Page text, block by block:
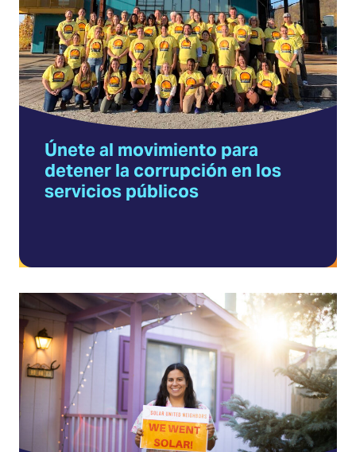
para
detener
la
corrupción
en
servicios
públicos
(Opens
new
Únete al movimiento para
detener la corrupción en los
servicios públicos
Ayuda
a
crecer
el
movimiento
solar
local